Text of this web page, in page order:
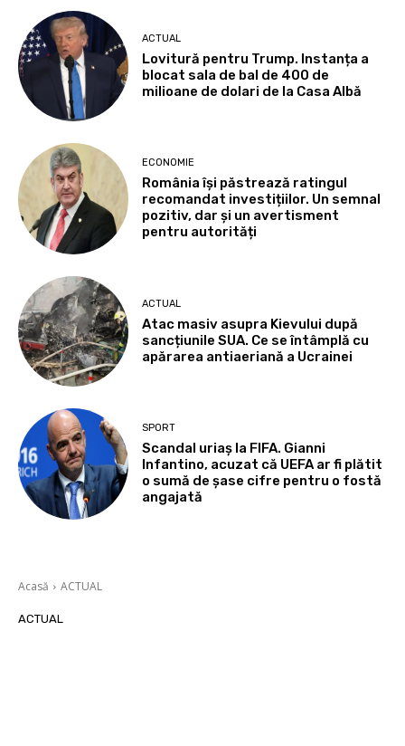
ACTUAL
Lovitură pentru Trump. Instanța a
blocat sala de bal de 400 de
milioane de dolari de la Casa Albă
ECONOMIE
România își păstrează ratingul
recomandat investițiilor. Un semnal
pozitiv, dar și un avertisment
pentru autorități
ACTUAL
Atac masiv asupra Kievului după
sancțiunile SUA. Ce se întâmplă cu
apărarea antiaeriană a Ucrainei
SPORT
Scandal uriaș la FIFA. Gianni
Infantino, acuzat că UEFA ar fi plătit
o sumă de șase cifre pentru o fostă
angajată